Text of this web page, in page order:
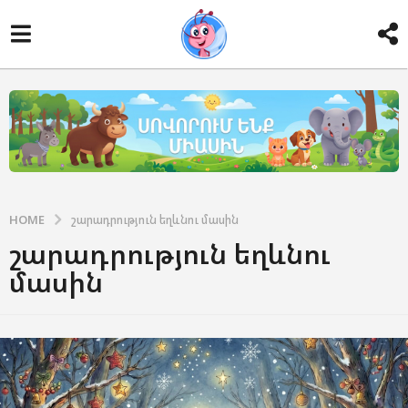
HOME շարադրություն եղևնու մասին
շարադրություն եղևնու
մասին